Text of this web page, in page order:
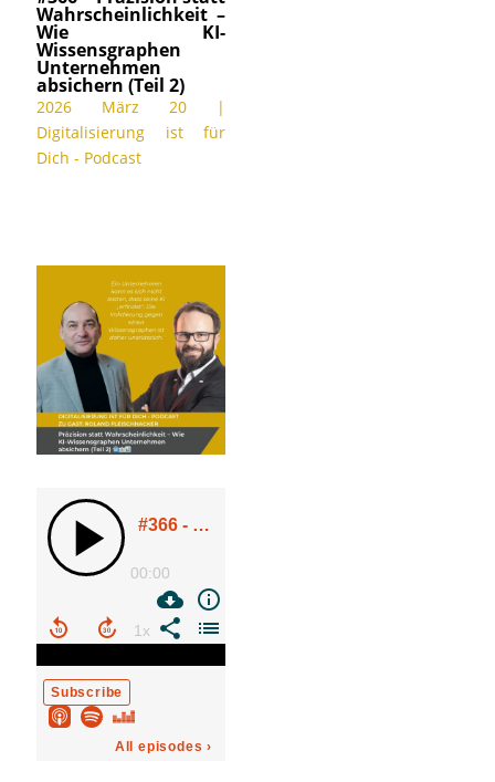
Wahrscheinlichkeit –
Wie KI-
Wissensgraphen
Unternehmen
absichern (Teil 2)
2026 März 20 |
Digitalisierung ist für
Dich - Podcast